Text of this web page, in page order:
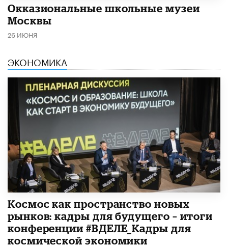
​Окказиональные школьные музеи
Москвы
26 ИЮНЯ
ЭКОНОМИКА
Космос как пространство новых
рынков: кадры для будущего – итоги
конференции #ВДЕЛЕ_Кадры для
космической экономики